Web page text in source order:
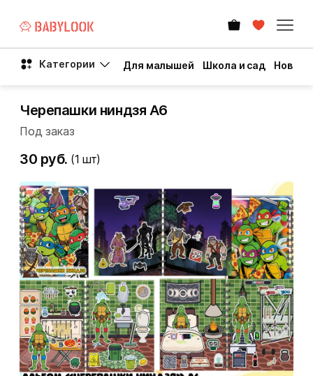
Категории Для малышей Школа и сад Новый
Черепашки ниндзя А6
Под заказ
30 руб. (1 шт)